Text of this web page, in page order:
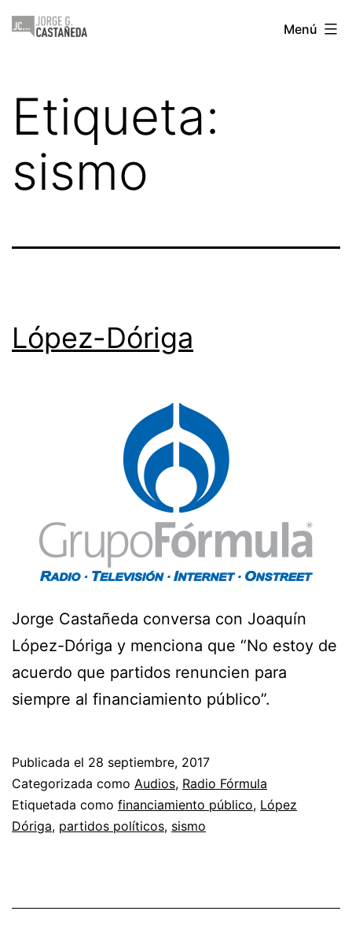
Saltar
Jorge
Menú
Etiqueta:
sismo
López-Dóriga
Jorge Castañeda conversa con Joaquín
López-Dóriga y menciona que “No estoy de
acuerdo que partidos renuncien para
siempre al financiamiento público”.
Publicada el 28 septiembre, 2017
Categorizada como Audios, Radio Fórmula
Etiquetada como financiamiento público, López
Dóriga, partidos políticos, sismo